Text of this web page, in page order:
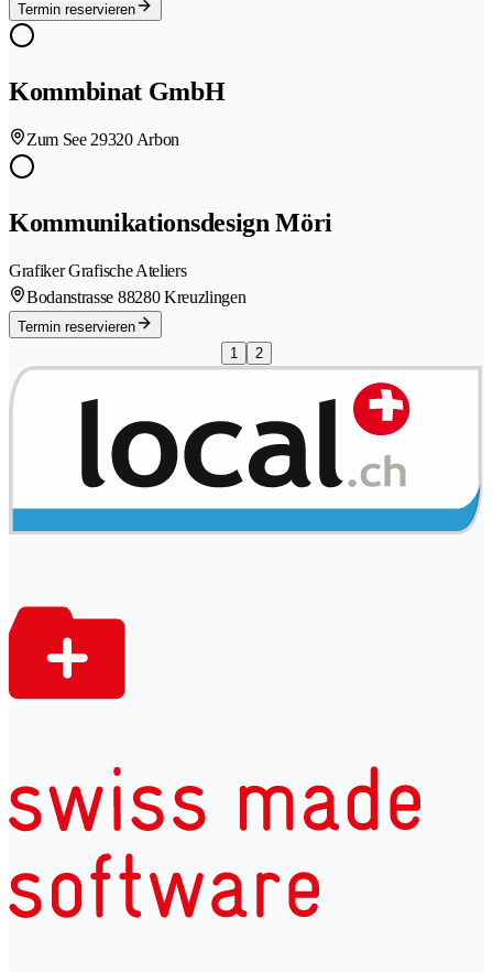
Termin reservieren
Kommbinat GmbH
Zum See 29320 Arbon
Kommunikationsdesign Möri
Grafiker Grafische Ateliers
Bodanstrasse 88280 Kreuzlingen
Termin reservieren
1
2